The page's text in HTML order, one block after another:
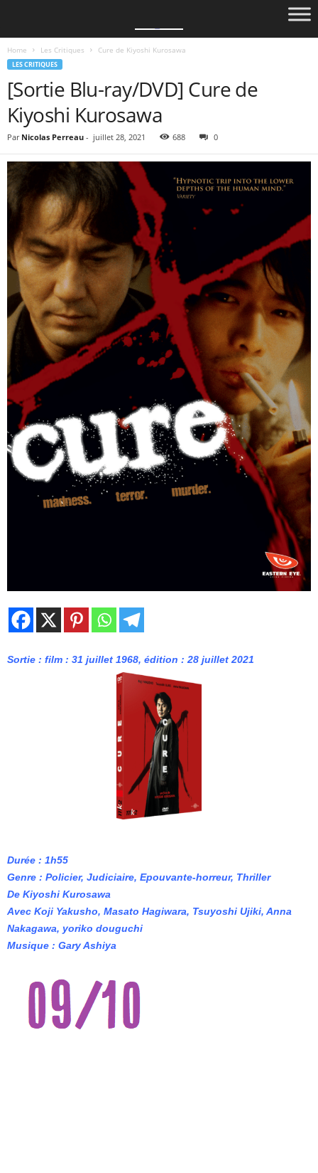
Home Les Critiques Cure de Kiyoshi Kurosawa
LES CRITIQUES
[Sortie Blu-ray/DVD] Cure de
Kiyoshi Kurosawa
Par Nicolas Perreau - juillet 28, 2021 688 0
Sortie : film : 31 juillet 1968, édition : 28 juillet 2021
Durée : 1h55
Genre : Policier, Judiciaire, Epouvante-horreur, Thriller
De Kiyoshi Kurosawa
Avec Koji Yakusho, Masato Hagiwara, Tsuyoshi Ujiki, Anna
Nakagawa, yoriko douguchi
Musique : Gary Ashiya